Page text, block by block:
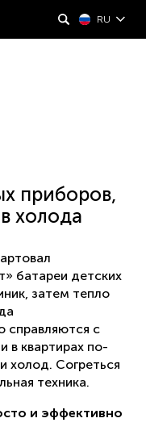
RU
приборов,
холода
батареи детских
затем тепло
справляются с
в квартирах по-
холод. Согреться
техника.
и эффективно